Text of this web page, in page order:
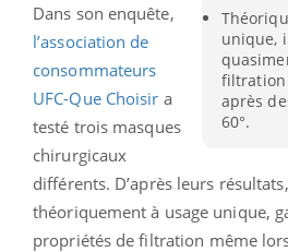
unique,
après
60°.
Dans son enquête,
l’association de
consommateurs
UFC-Que Choisir a
testé trois masques
chirurgicaux
différents. D’après leurs
théoriquement à usage unique,
propriétés de filtration même